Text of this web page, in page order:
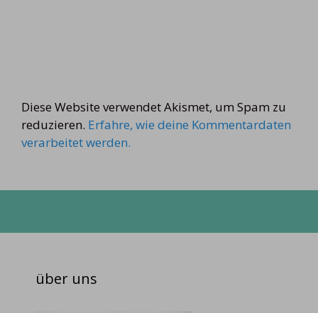
Diese Website verwendet Akismet, um Spam zu
reduzieren. Erfahre, wie deine Kommentardaten
verarbeitet werden.
über uns